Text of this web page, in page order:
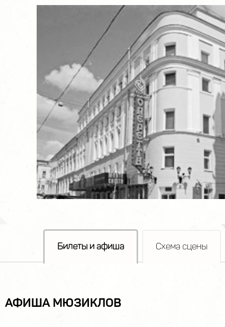
Билеты и афиша Схема сцены
АФИША МЮЗИКЛОВ